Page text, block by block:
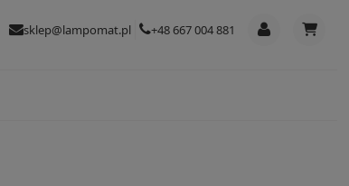
sklep@lampomat.pl +48 667 004 881